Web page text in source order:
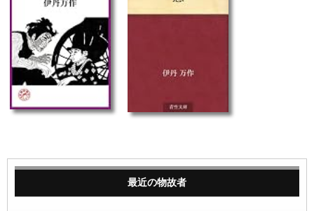
最近の物故者